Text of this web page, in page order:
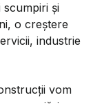
scumpiri și
o creștere
industrie
vom